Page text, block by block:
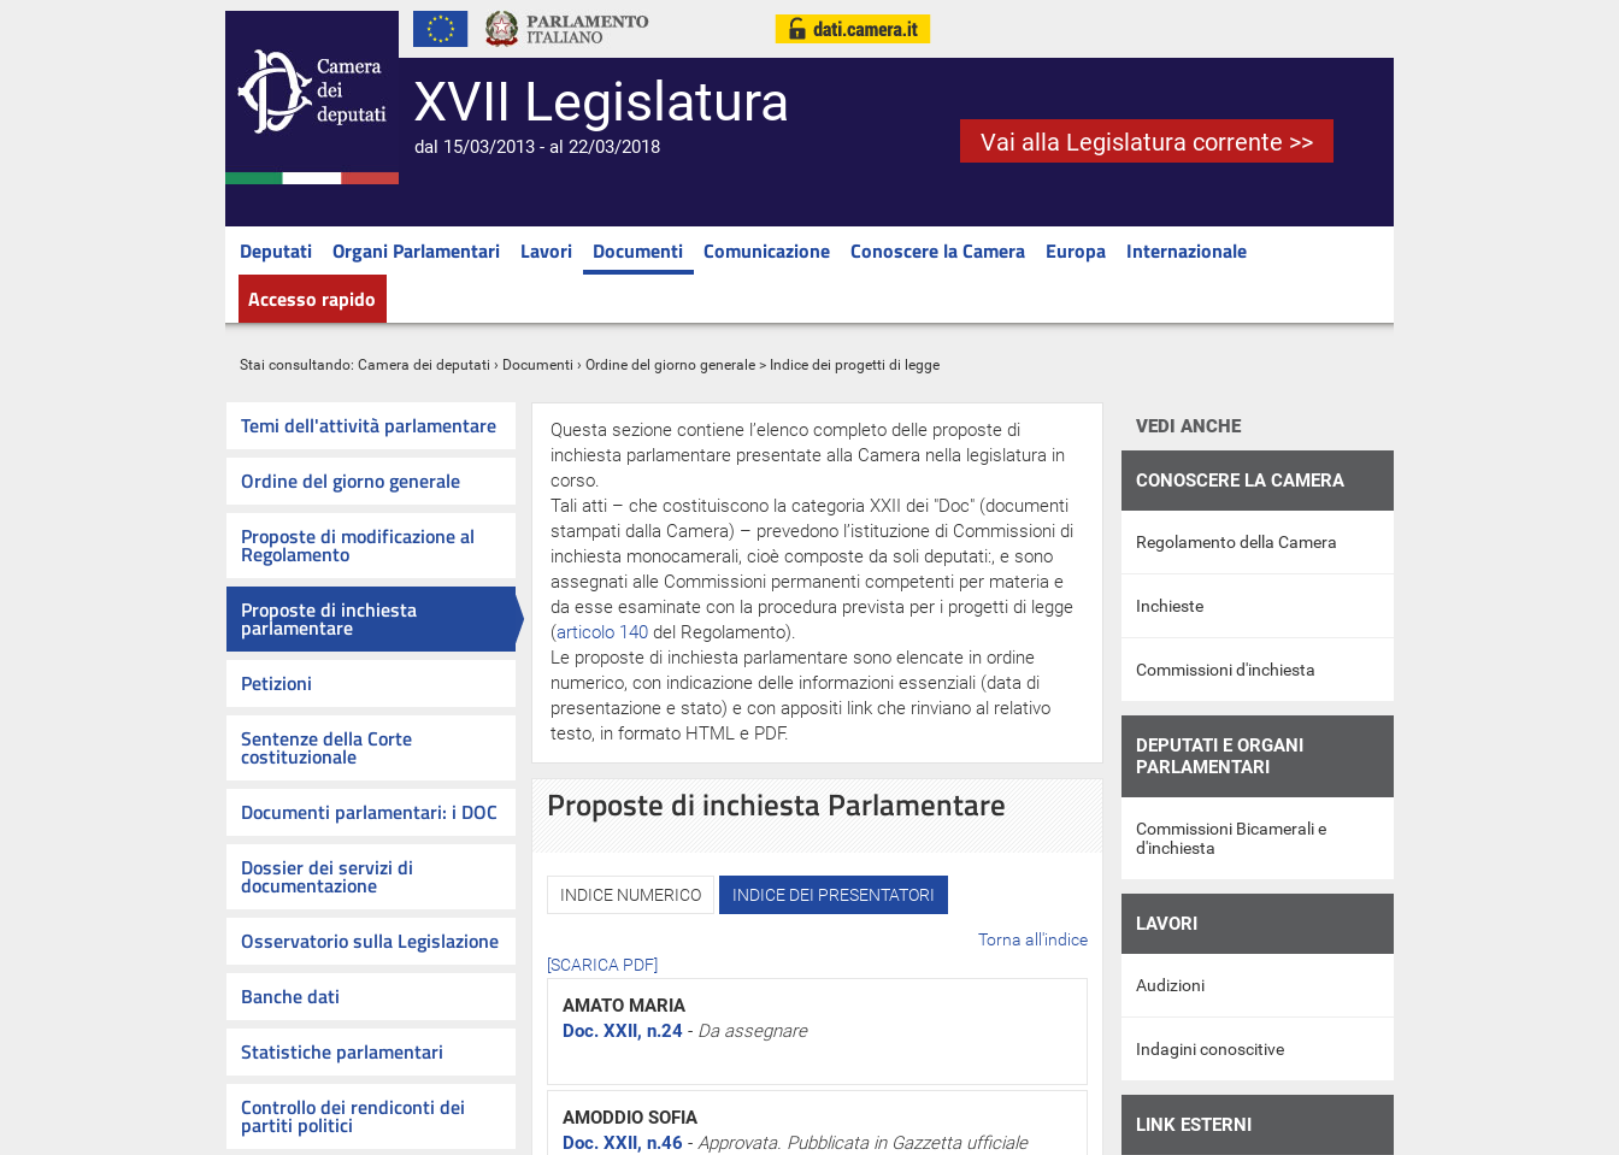
XVII Legislatura
dal 15/03/2013 - al 22/03/2018 Vai alla Legislatura corrente >>
Deputati Organi Parlamentari Lavori Documenti Comunicazione Conoscere la Camera Europa
Internazionale
Accesso rapido
Stai consultando: Camera dei deputati › Documenti › Ordine del giorno generale > Indice dei progetti di legge
Temi dell'attività parlamentare
Ordine del giorno generale
Proposte di modificazione al
Regolamento
Proposte di inchiesta
parlamentare
Petizioni
Sentenze della Corte
costituzionale
Documenti parlamentari: i DOC
Dossier dei servizi di
documentazione
Osservatorio sulla Legislazione
Banche dati
Statistiche parlamentari
Controllo dei rendiconti dei
partiti politici
Questa sezione contiene l’elenco completo delle proposte di
inchiesta parlamentare presentate alla Camera nella legislatura in
corso.
Tali atti – che costituiscono la categoria XXII dei "Doc" (documenti
stampati dalla Camera) – prevedono l’istituzione di Commissioni di
inchiesta monocamerali, cioè composte da soli deputati:, e sono
assegnati alle Commissioni permanenti competenti per materia e
da esse esaminate con la procedura prevista per i progetti di legge
(articolo 140 del Regolamento).
Le proposte di inchiesta parlamentare sono elencate in ordine
numerico, con indicazione delle informazioni essenziali (data di
presentazione e stato) e con appositi link che rinviano al relativo
testo, in formato HTML e PDF.
Proposte di inchiesta Parlamentare
INDICE NUMERICO INDICE DEI PRESENTATORI
Torna all'indice
[SCARICA PDF]
AMATO MARIA
Doc. XXII, n.24 - Da assegnare
AMODDIO SOFIA
Doc. XXII, n.46 - Approvata. Pubblicata in Gazzetta ufficiale
VEDI ANCHE
CONOSCERE LA CAMERA
Regolamento della Camera
Inchieste
Commissioni d'inchiesta
DEPUTATI E ORGANI
PARLAMENTARI
Commissioni Bicamerali e
d'inchiesta
LAVORI
Audizioni
Indagini conoscitive
LINK ESTERNI